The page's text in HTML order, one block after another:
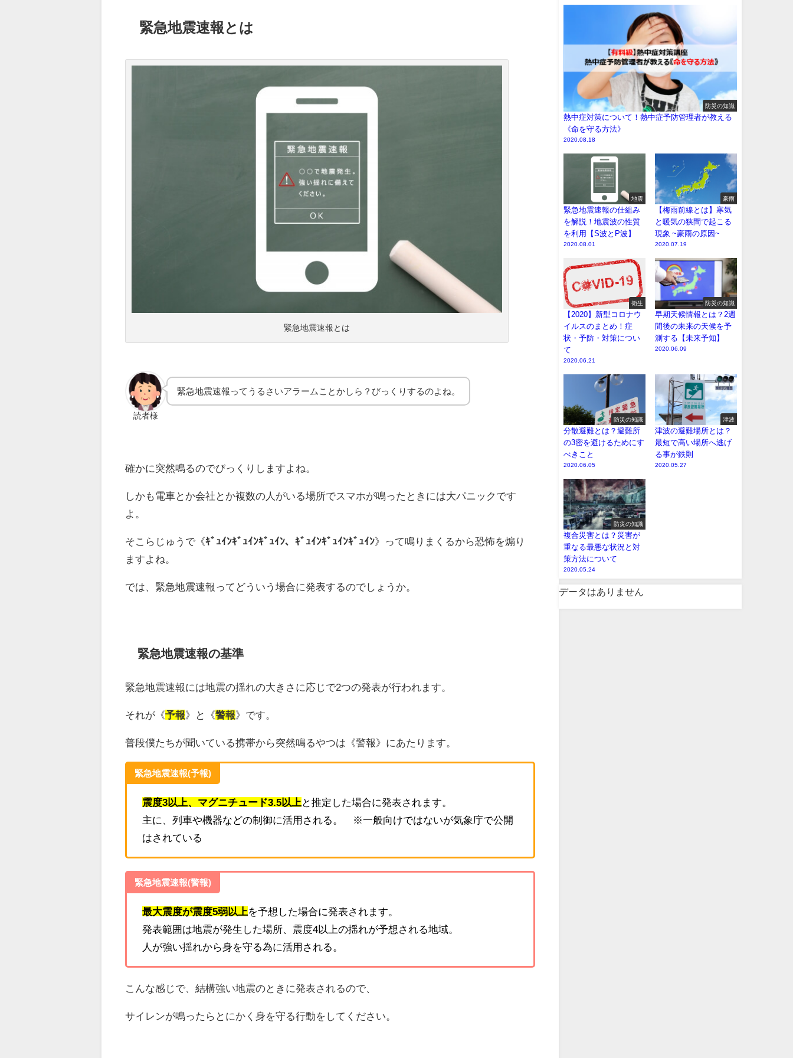
緊急地震速報とは
緊急地震速報とは
読者様
緊急地震速報ってうるさいアラームことかしら？びっくりするのよね。
確かに突然鳴るのでびっくりしますよね。
しかも電車とか会社とか複数の人がいる場所でスマホが鳴ったときには大パニックです
よ。
そこらじゅうで《ｷﾞｭｲﾝｷﾞｭｲﾝｷﾞｭｲﾝ、ｷﾞｭｲﾝｷﾞｭｲﾝｷﾞｭｲﾝ》って鳴りまくるから恐怖を煽り
ますよね。
では、緊急地震速報ってどういう場合に発表するのでしょうか。
緊急地震速報の基準
緊急地震速報には地震の揺れの大きさに応じで2つの発表が行われます。
それが《予報》と《警報》です。
普段僕たちが聞いている携帯から突然鳴るやつは《警報》にあたります。
緊急地震速報(予報)
震度3以上、マグニチュード3.5以上 と推定した場合に発表されます。
主に、列車や機器などの制御に活用される。 ※一般向けではないが気象庁で公開
はされている
緊急地震速報(警報)
最大震度が震度5弱以上を予想した場合に発表されます。
発表範囲は地震が発生した場所、震度4以上の揺れが予想される地域。
人が強い揺れから身を守る為に活用される。
こんな感じで、結構強い地震のときに発表されるので、
サイレンが鳴ったらとにかく身を守る行動をしてください。
防災の知識
熱中症対策について！熱中症予防管理者が教える
《命を守る方法》
2020.08.18
地震
緊急地震速報の仕組み
を解説！地震波の性質
を利用【S波とP波】
2020.08.01
豪雨
【梅雨前線とは】寒気
と暖気の狭間で起こる
現象 ~豪雨の原因~
2020.07.19
衛生
【2020】新型コロナウ
イルスのまとめ！症
状・予防・対策につい
て
2020.06.21
防災の知識
早期天候情報とは？2週
間後の未来の天候を予
測する【未来予知】
2020.06.09
防災の知識
分散避難とは？避難所
の3密を避けるためにす
べきこと
2020.06.05
津波
津波の避難場所とは？
最短で高い場所へ逃げ
る事が鉄則
2020.05.27
防災の知識
複合災害とは？災害が
重なる最悪な状況と対
策方法について
2020.05.24
データはありません